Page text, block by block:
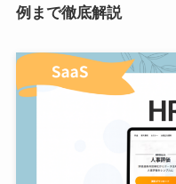
例まで徹底解説